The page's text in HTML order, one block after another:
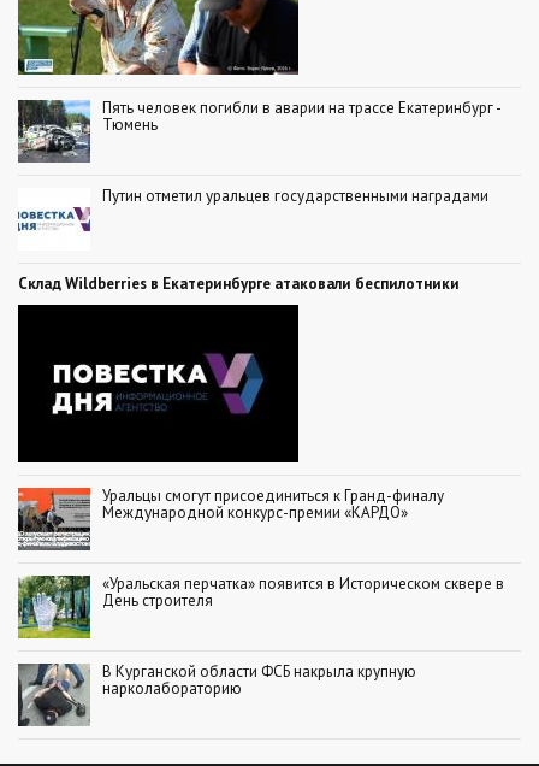
Пять человек погибли в аварии на трассе Екатеринбург -
Тюмень
Путин отметил уральцев государственными наградами
Склад Wildberries в Екатеринбурге атаковали беспилотники
Уральцы смогут присоединиться к Гранд-финалу
Международной конкурс-премии «КАРДО»
«Уральская перчатка» появится в Историческом сквере в
День строителя
В Курганской области ФСБ накрыла крупную
нарколабораторию